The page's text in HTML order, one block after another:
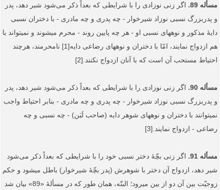
مسأله 89.
اگر زنی نوزادی را با شرایطی که بعداً ذکر می‌شود شیر دهد، پدر
و پدربزرگ نسبی نوزاد شیرخوار - چه پدری و چه مادری - با دختران نسبی
دایۀ مذکور و نوه­های نسبی او - هر چه پایین روند - محرم می­شوند و نمی­تواند با
هم ازدواج نمایند، امّا با دختران و نوه­های رضاعی دایه[1] نامحرمند، هرچند
احتیاط مستحب آن است که با آنان ازدواج نکنند.[2]
مسأله 90.
اگر زنی نوزادی را با شرایطی که بعداً ‌ذکر می‌شود شیر دهد، پدر
و پدربزرگ نسبی نوزاد شیرخوار - چه پدری و چه مادری - بنابر احتیاط واجب
نمی‏توانند با دختران و نوه­های شوهر دایه (صاحب لَبَن) - چه نسبی و چه
رضاعی - ازدواج نمایند.[3]
مسأله 91.
اگر زنی بچّۀ دختر نسبی خود را با شرایطی که بعداً‌ ذکر می‌شود
شیر دهد، ازدواج آن دختر با شوهرش (پدر بچّۀ شیرخوار) باطل می­شود و حکم
زوجیّت بین آن دو از بین می­رود؛ البتّه، همان طور که در مسألۀ «89» بیان شد